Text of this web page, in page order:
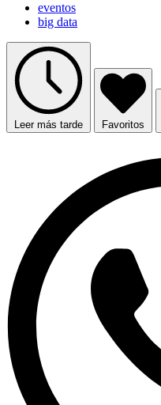
eventos
big data
Leer más tarde Favoritos